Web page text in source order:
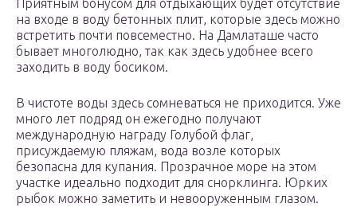
Приятным бонусом для отдыхающих будет отсутствие
на входе в воду бетонных плит, которые здесь можно
встретить почти повсеместно. На Дамлаташе часто
бывает многолюдно, так как здесь удобнее всего
заходить в воду босиком.
В чистоте воды здесь сомневаться не приходится. Уже
много лет подряд он ежегодно получают
международную награду Голубой флаг,
присуждаемую пляжам, вода возле которых
безопасна для купания. Прозрачное море на этом
участке идеально подходит для снорклинга. Юрких
рыбок можно заметить и невооруженным глазом.